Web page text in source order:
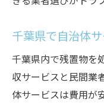
千葉県で自治体
千葉県内で残置物を
収サービスと民間業
体サービスは費用が